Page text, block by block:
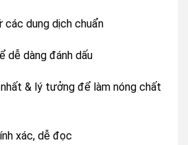
các dung dịch chuẩn
dễ dàng đánh dấu
& lý tưởng để làm nóng chất
xác, dễ đọc